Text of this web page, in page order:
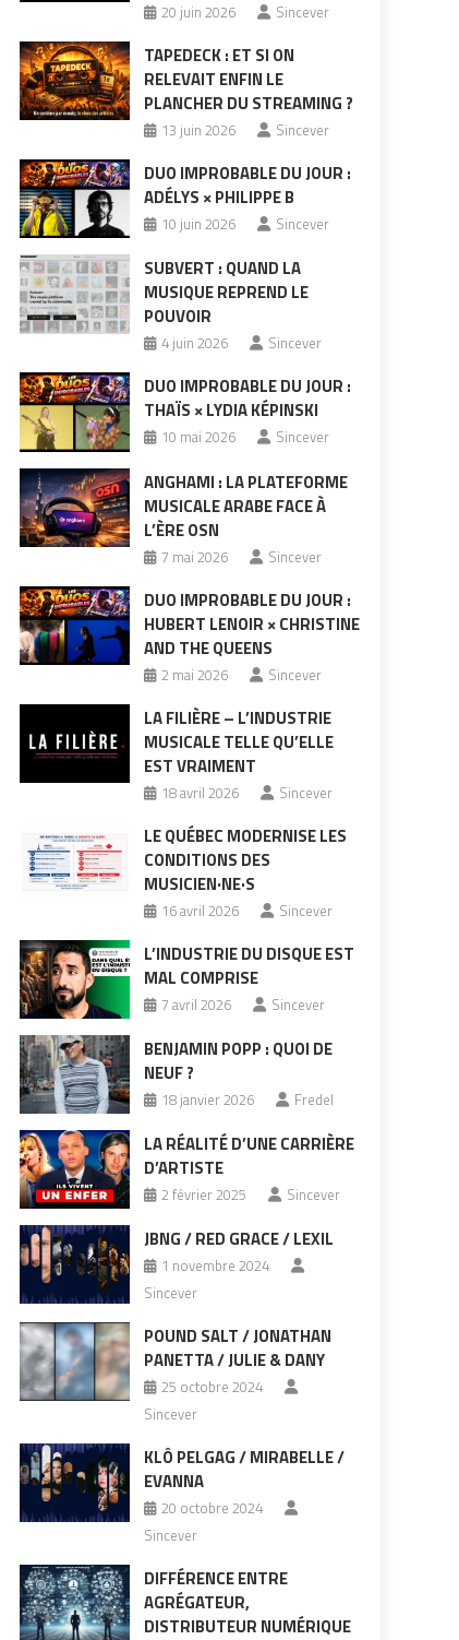
20 juin 2026 Sincever
TAPEDECK : ET SI ON
RELEVAIT ENFIN LE
PLANCHER DU STREAMING ?
13 juin 2026 Sincever
DUO IMPROBABLE DU JOUR :
ADÉLYS × PHILIPPE B
10 juin 2026 Sincever
SUBVERT : QUAND LA
MUSIQUE REPREND LE
POUVOIR
4 juin 2026 Sincever
DUO IMPROBABLE DU JOUR :
THAÏS × LYDIA KÉPINSKI
10 mai 2026 Sincever
ANGHAMI : LA PLATEFORME
MUSICALE ARABE FACE À
L’ÈRE OSN
7 mai 2026 Sincever
DUO IMPROBABLE DU JOUR :
HUBERT LENOIR × CHRISTINE
AND THE QUEENS
2 mai 2026 Sincever
LA FILIÈRE – L’INDUSTRIE
MUSICALE TELLE QU’ELLE
EST VRAIMENT
18 avril 2026 Sincever
LE QUÉBEC MODERNISE LES
CONDITIONS DES
MUSICIEN·NE·S
16 avril 2026 Sincever
L’INDUSTRIE DU DISQUE EST
MAL COMPRISE
7 avril 2026 Sincever
BENJAMIN POPP : QUOI DE
NEUF ?
18 janvier 2026 Fredel
LA RÉALITÉ D’UNE CARRIÈRE
D’ARTISTE
2 février 2025 Sincever
JBNG / RED GRACE / LEXIL
1 novembre 2024
Sincever
POUND SALT / JONATHAN
PANETTA / JULIE & DANY
25 octobre 2024
Sincever
KLÔ PELGAG / MIRABELLE /
EVANNA
20 octobre 2024
Sincever
DIFFÉRENCE ENTRE
AGRÉGATEUR,
DISTRIBUTEUR NUMÉRIQUE